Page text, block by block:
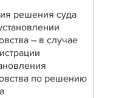
решения суда
– в случае
по решению